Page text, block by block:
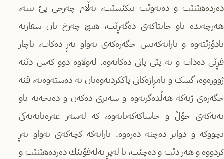
دەردەهێنێت و دەیەوێت بیکێشێت، بەڵام چەرخی پێ نییە،
هەرچەندە ناو جانتاکەی دەگەڕێت، هیچ چەرخ یان شقارتە
نادۆزێتەوە و بارانەکەیش جگەرەکەی تەواو تەڕ دەکات، ناچار
فڕێی دەدات و بە پێی پانی دەکاتەوە. لەولاوە دوو کەس دێنە
ژوورەوە، گسک و ئامڕازەکانی پاککردنەوەیان بە دەستەوەیە، قنە
جگەرەی ژنەکە هەڵدەگرنەوە و سەیری دەکەن و دەیخەنە ناو
تەنەکەی خۆڵ و خاشاکەکەیانەوە، کە لەسەر عەرەبانەیەکی
بچووکە و دواتر دەچنە دەرەوە. بارانه‌که‌ کچەکەی تەواو تەڕ
کردووه‌ و هەر دێت و دەچێت، تا لەپڕ تەلەفۆنێك دەردەهێنێت و